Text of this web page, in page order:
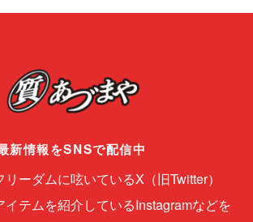
新情報をSNSで配信中
ーダムに呟いているX（旧Twitter）
テムを紹介しているInstagramなどを